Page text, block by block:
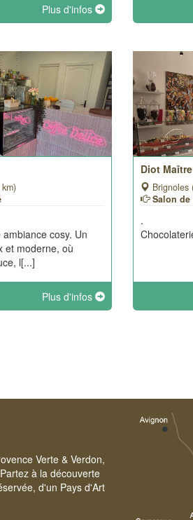
Plus d'infos
cosy. Un
et moderne, où
l[...]
Plus d'infos
Diot
Brignoles
Salon de
.
Verte & Verdon,
à la découverte
d'un Pays d'Art